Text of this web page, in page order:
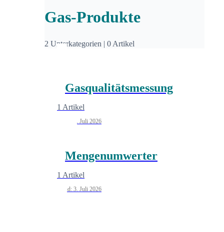
Gas-Produkte
2 Unterkategorien | 0 Artikel
Gasqualitätsmessung
1 Artikel
Stand: 3. Juli 2026
Mengenumwerter
1 Artikel
Stand: 3. Juli 2026